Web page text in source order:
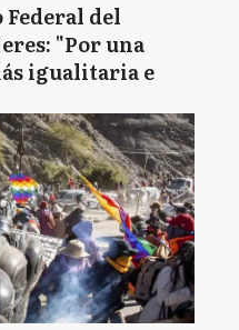
del
"Por una
igualitaria e